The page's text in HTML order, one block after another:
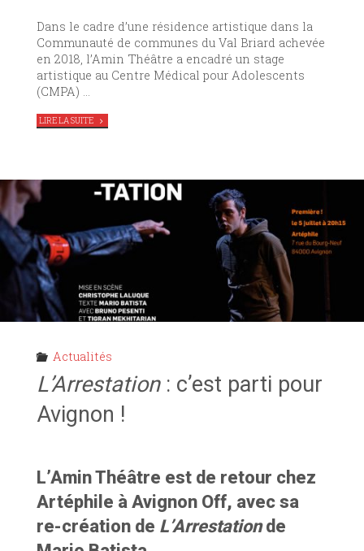
Dans le cadre d’une résidence artistique dans la
Communauté de communes du Val Briard achevée
en 2018, l’Amin Théâtre a encadré un stage
artistique au Centre Médical pour Adolescents
(CMPA) …
LIRE LA SUITE"STAGE
AU
Actualités
L’Arrestation: c’est parti pour
Avignon !
L’Amin Théâtre est de retour chez
Artéphile à Avignon Off, avec sa
re-création de L’Arrestationde